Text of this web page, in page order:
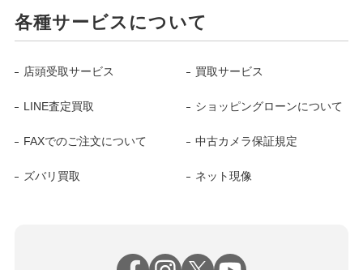
各種サービスについて
店頭受取サービス 買取サービス
LINE査定買取 ショッピングローンについて
FAXでのご注文について 中古カメラ保証規定
ズバリ買取 ネット現像